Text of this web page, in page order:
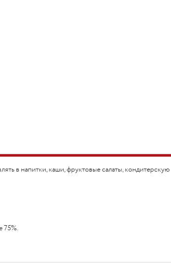
в напитки, каши, фруктовые салаты, кондитерскую
75%.